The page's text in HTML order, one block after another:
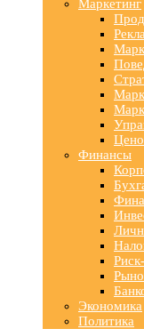
Маркетинг
Финансы
Экономика
Политика